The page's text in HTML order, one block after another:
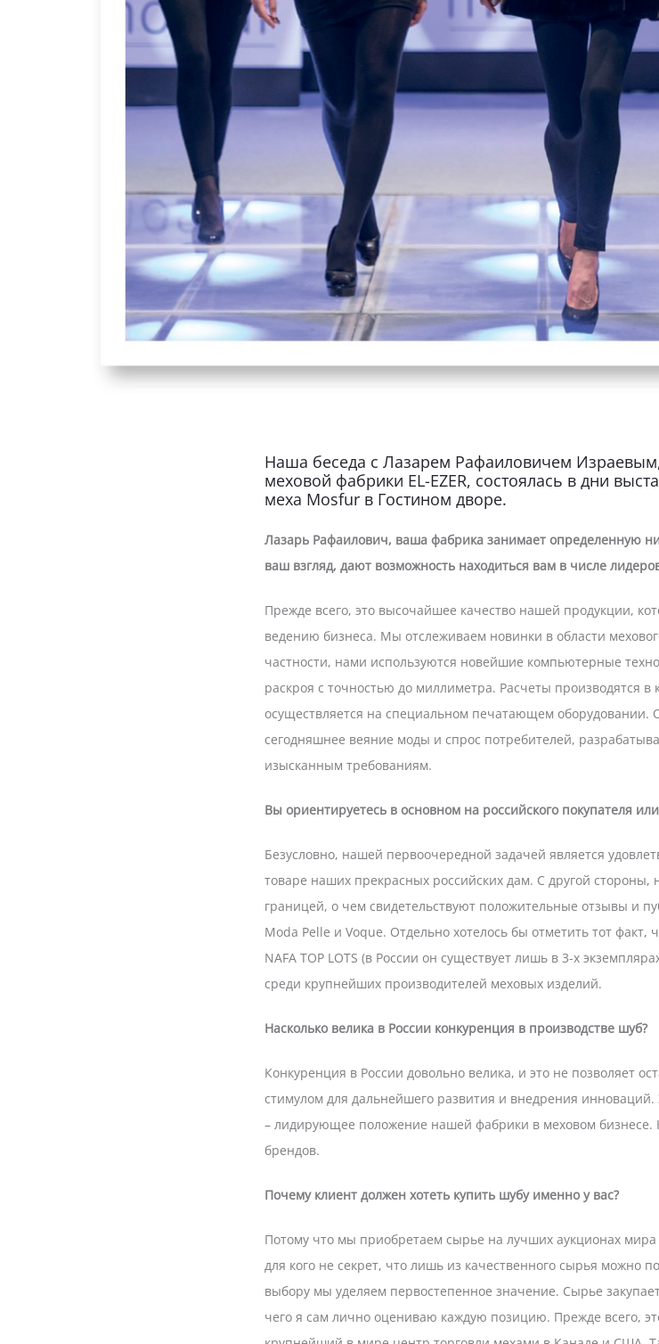
Наша беседа с Лазарем Рафаиловичем
меховой фабрики EL-EZER, состоялась в дни
меха Mosfur в Гостином дворе.
Лазарь Рафаилович, ваша фабрика занимает определенную
ваш взгляд, дают возможность находиться вам в числе
Прежде всего, это высочайшее качество нашей продукции,
ведению бизнеса. Мы отслеживаем новинки в области
частности, нами используются новейшие компьютерные
раскроя с точностью до миллиметра. Расчеты производятся
осуществляется на специальном печатающем
сегодняшнее веяние моды и спрос потребителей,
изысканным требованиям.
Вы ориентируетесь в основном на российского покупателя
Безусловно, нашей первоочередной задачей является
товаре наших прекрасных российских дам. С другой стороны,
границей, о чем свидетельствуют положительные отзывы и
Moda Pelle и Voque. Отдельно хотелось бы отметить тот факт,
NAFA TOP LOTS (в России он существует лишь в 3-х
среди крупнейших производителей меховых изделий.
Насколько велика в России конкуренция в производстве шуб?
Конкуренция в России довольно велика, и это не позволяет
стимулом для дальнейшего развития и внедрения инноваций.
– лидирующее положение нашей фабрики в меховом бизнесе.
брендов.
Почему клиент должен хотеть купить шубу именно у вас?
Потому что мы приобретаем сырье на лучших аукционах
для кого не секрет, что лишь из качественного сырья можно
выбору мы уделяем первостепенное значение. Сырье
чего я сам лично оцениваю каждую позицию. Прежде всего,